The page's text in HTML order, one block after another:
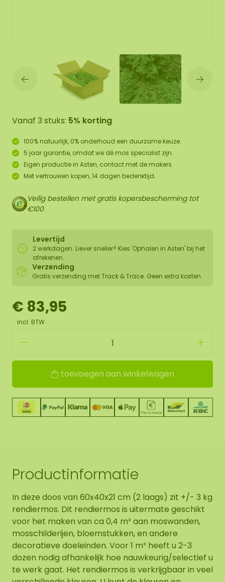
Vanaf 3 stuks: 5% korting
100% natuurlijk, 0% onderhoud een duurzame keuze.
5 jaar garantie, omdat we dé mos specialist zijn.
Eigen productie in Asten, contact met de makers.
Met vertrouwen kopen, 14 dagen bedenktijd.
Veilig bestellen met gratis kopersbescherming tot
€100
Levertijd
2 werkdagen. Liever sneller? Kies 'Ophalen in Asten' bij het
afrekenen.
Verzending
Gratis verzending met Track & Trace. Geen extra kosten
€ 83,95
incl. BTW
toevoegen aan winkelwagen
Productinformatie
In deze doos van 60x40x21 cm (2 laags) zit +/- 3 kg
rendiermos. Dit rendiermos is uitermate geschikt
voor het maken van ca 0,4 m² aan moswanden,
mosschilderijen, bloemstukken, en andere
decoratieve doeleinden. Voor 1 m² heeft u 2-3
dozen nodig afhankelijk hoe nauwkeurig/selectief u
te werk gaat. Het rendiermos is verkrijgbaar in veel